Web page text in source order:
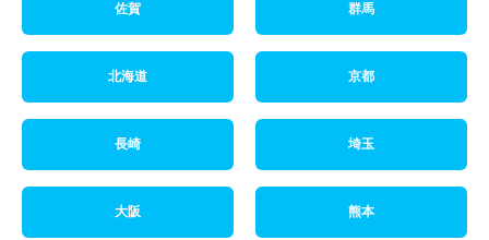
佐賀 群馬
北海道 京都
長崎 埼玉
大阪 熊本